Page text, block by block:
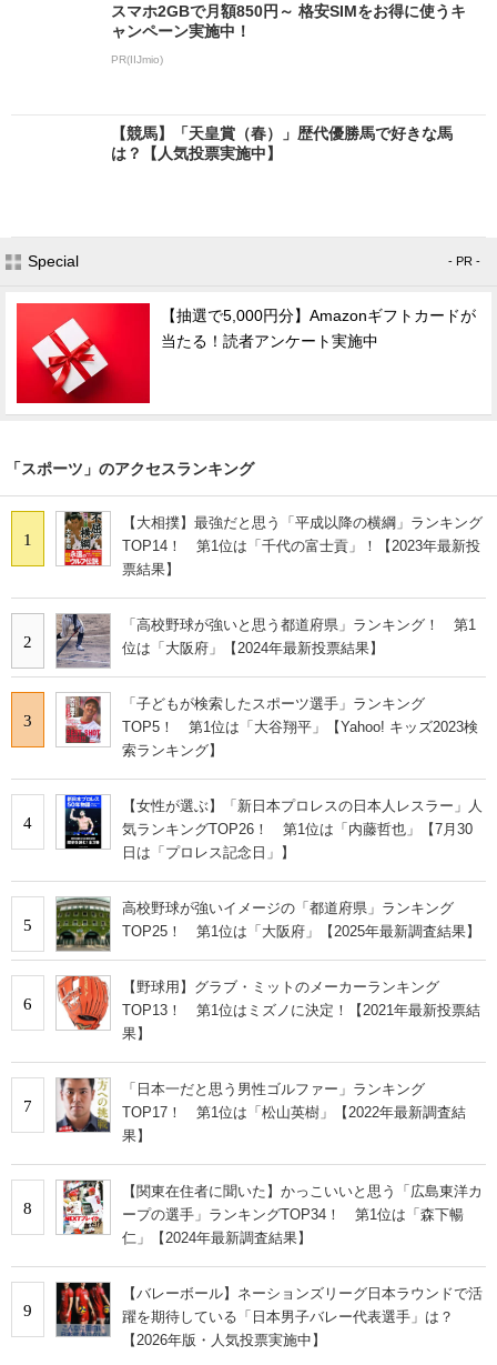
スマホ2GBで月額850円～ 格安SIMをお得に使うキ
ャンペーン実施中！
PR(IIJmio)
【競馬】「天皇賞（春）」歴代優勝馬で好きな馬
は？【人気投票実施中】
Special - PR -
【抽選で5,000円分】Amazonギフトカードが
当たる！読者アンケート実施中
「スポーツ」のアクセスランキング
1
【大相撲】最強だと思う「平成以降の横綱」ランキング
TOP14！ 第1位は「千代の富士貢」！【2023年最新投
票結果】
2
「高校野球が強いと思う都道府県」ランキング！ 第1
位は「大阪府」【2024年最新投票結果】
3
「子どもが検索したスポーツ選手」ランキング
TOP5！ 第1位は「大谷翔平」【Yahoo! キッズ2023検
索ランキング】
4
【女性が選ぶ】「新日本プロレスの日本人レスラー」人
気ランキングTOP26！ 第1位は「内藤哲也」【7月30
日は「プロレス記念日」】
5
高校野球が強いイメージの「都道府県」ランキング
TOP25！ 第1位は「大阪府」【2025年最新調査結果】
6
【野球用】グラブ・ミットのメーカーランキング
TOP13！ 第1位はミズノに決定！【2021年最新投票結
果】
7
「日本一だと思う男性ゴルファー」ランキング
TOP17！ 第1位は「松山英樹」【2022年最新調査結
果】
8
【関東在住者に聞いた】かっこいいと思う「広島東洋カ
ープの選手」ランキングTOP34！ 第1位は「森下暢
仁」【2024年最新調査結果】
9
【バレーボール】ネーションズリーグ日本ラウンドで活
躍を期待している「日本男子バレー代表選手」は？
【2026年版・人気投票実施中】